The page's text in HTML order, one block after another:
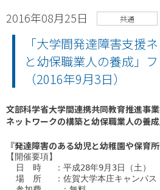
2016年08月25日 共通
「大学間発達障害支援
と幼保職業人の養成」
（2016年9月3日）
文部科学省大学間連携共同教育推進事
ネットワークの構築と幼保職業人の養
『発達障害のある幼児と幼稚園や保育所
【開催要項】
日　時 　：平成28年9月3日（土）
場　所 　：佐賀大学本庄キャンパス